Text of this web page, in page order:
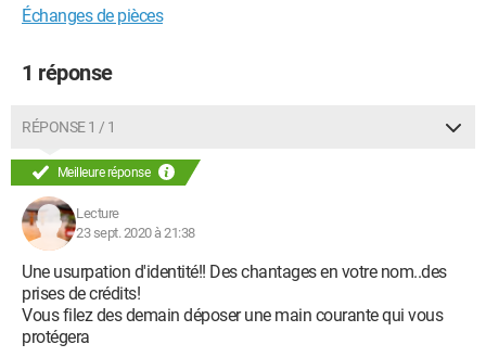
Échanges de pièces
1 réponse
RÉPONSE 1 / 1
Meilleure réponse
Lecture
23 sept. 2020 à 21:38
Une usurpation d'identité!! Des chantages en votre nom..des
prises de crédits!
Vous filez des demain déposer une main courante qui vous
protégera